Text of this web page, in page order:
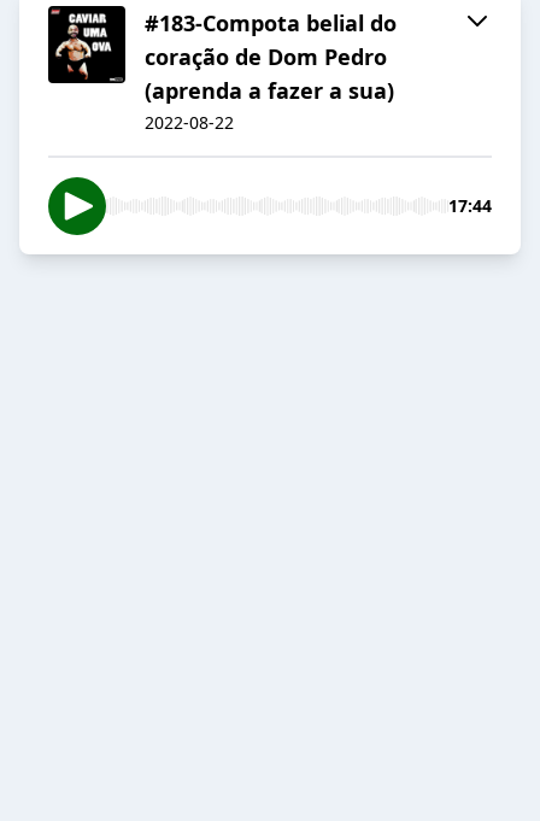
#183-Compota belial do
coração de Dom Pedro
(aprenda a fazer a sua)
2022-08-22
17:44